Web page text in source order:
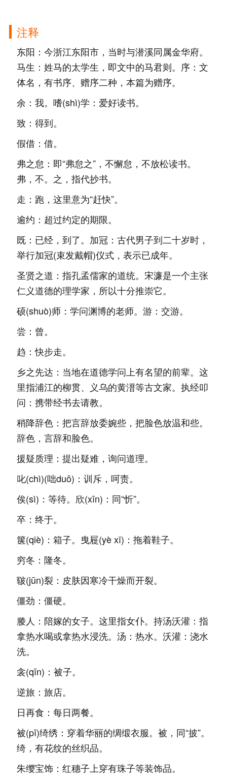
注释
东阳：今浙江东阳市，当时与潜溪同属金华府。
马生：姓马的太学生，即文中的马君则。序：文
体名，有书序、赠序二种，本篇为赠序。
余：我。嗜(shì)学：爱好读书。
致：得到。
假借：借。
弗之怠：即“弗怠之”，不懈怠，不放松读书。
弗，不。之，指代抄书。
走：跑，这里意为“赶快”。
逾约：超过约定的期限。
既：已经，到了。加冠：古代男子到二十岁时，
举行加冠(束发戴帽)仪式，表示已成年。
圣贤之道：指孔孟儒家的道统。宋濂是一个主张
仁义道德的理学家，所以十分推崇它。
硕(shuò)师：学问渊博的老师。游：交游。
尝：曾。
趋：快步走。
乡之先达：当地在道德学问上有名望的前辈。这
里指浦江的柳贯、义乌的黄溍等古文家。执经叩
问：携带经书去请教。
稍降辞色：把言辞放委婉些，把脸色放温和些。
辞色，言辞和脸色。
援疑质理：提出疑难，询问道理。
叱(chì)(咄duō)：训斥，呵责。
俟(sì)：等待。欣(xīn)：同“忻”。
卒：终于。
箧(qiè)：箱子。曳屣(yè xǐ)：拖着鞋子。
穷冬：隆冬。
皲(jūn)裂：皮肤因寒冷干燥而开裂。
僵劲：僵硬。
媵人：陪嫁的女子。这里指女仆。持汤沃灌：指
拿热水喝或拿热水浸洗。汤：热水。沃灌：浇水
洗。
衾(qīn)：被子。
逆旅：旅店。
日再食：每日两餐。
被(pī)绮绣：穿着华丽的绸缎衣服。被，同“披”。
绮，有花纹的丝织品。
朱缨宝饰：红穗子上穿有珠子等装饰品。